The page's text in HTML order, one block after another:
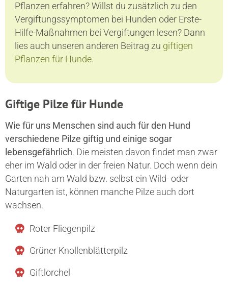
Pflanzen erfahren? Willst du zusätzlich zu den
Vergiftungssymptomen bei Hunden oder Erste-
Hilfe-Maßnahmen bei Vergiftungen lesen? Dann
lies auch unseren anderen Beitrag zu giftigen
Pflanzen für Hunde.
Giftige Pilze für Hunde
Wie für uns Menschen sind auch für den Hund
verschiedene Pilze giftig und einige sogar
lebensgefährlich. Die meisten davon findet man zwar
eher im Wald oder in der freien Natur. Doch wenn dein
Garten nah am Wald bzw. selbst ein Wild- oder
Naturgarten ist, können manche Pilze auch dort
wachsen.
Roter Fliegenpilz
Grüner Knollenblätterpilz
Giftlorchel